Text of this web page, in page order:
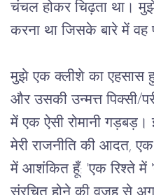
चंचल होकर चिढ़ता था।
करना था जिसके बारे में वह
मुझे एक क्लीशे का एहसास
और उसकी उन्मत्त पिक्सी/
में एक ऐसी रोमानी
मेरी राजनीति की आदत,
में आशंकित हूँ: 'एक रिश्ते में